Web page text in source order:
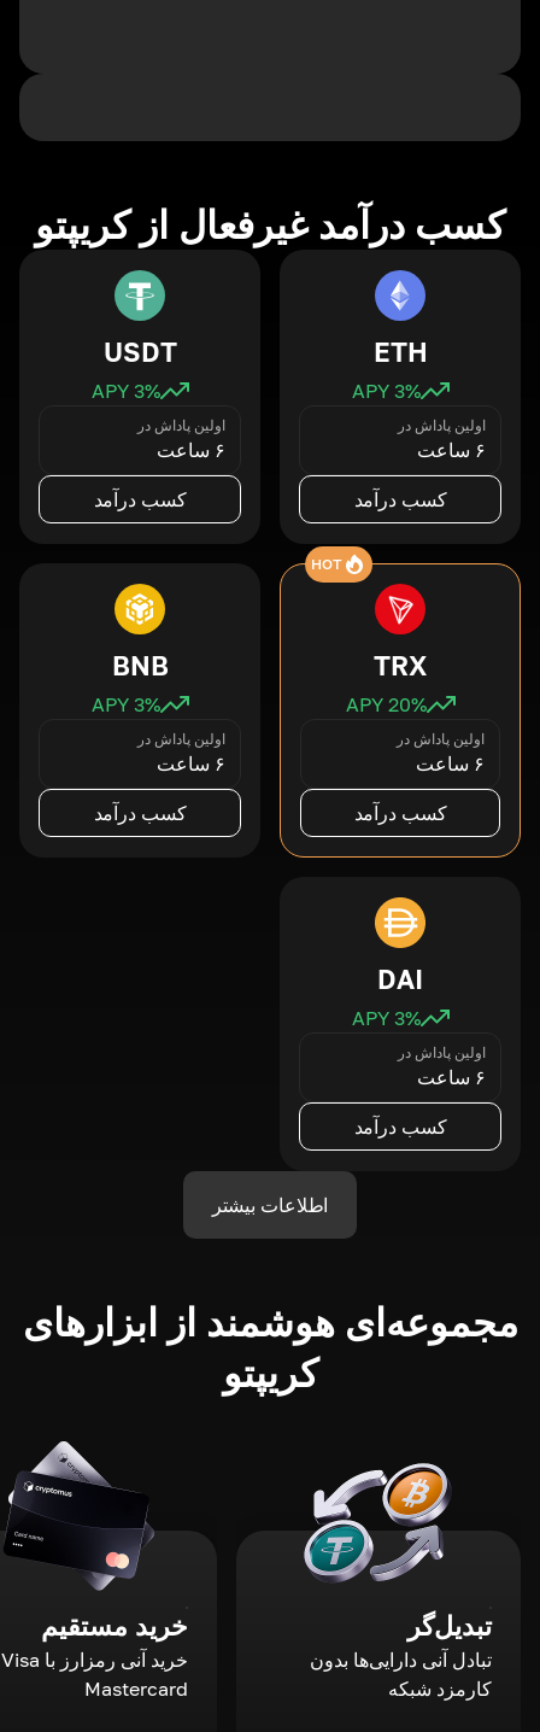
کسب درآمد غیرفعال از کریپتو
ETH
3% APY
اولین پاداش در
۶ ساعت
کسب درآمد
USDT
3% APY
اولین پاداش در
۶ ساعت
کسب درآمد
HOT
TRX
20% APY
اولین پاداش در
۶ ساعت
کسب درآمد
BNB
3% APY
اولین پاداش در
۶ ساعت
کسب درآمد
DAI
3% APY
اولین پاداش در
۶ ساعت
کسب درآمد
اطلاعات بیشتر
مجموعه‌ای هوشمند از ابزارهای
کریپتو
تبدیل‌گر
تبادل آنی دارایی‌ها بدون
کارمزد شبکه
خرید مستقیم
Mastercard